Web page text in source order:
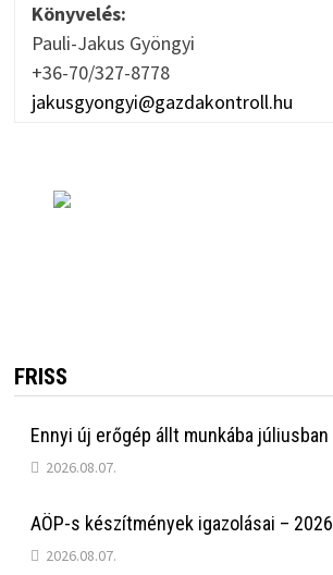
Könyvelés:
Pauli-Jakus Gyöngyi
+36-70/327-8778
jakusgyongyi@gazdakontroll.hu
FRISS
Ennyi új erőgép állt munkába júliusban
2026.08.07.
AÖP-s készítmények igazolásai – 2026
2026.08.07.